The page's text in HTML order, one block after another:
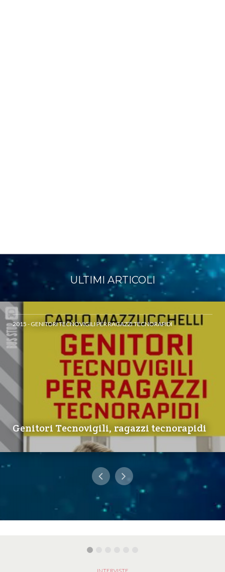
ULTIMI ARTICOLI
2015 - GENITORI TECNOVIGILI PER RAGAZZI TECNORAPIDI
Genitori Tecnovigili, ragazzi tecnorapidi